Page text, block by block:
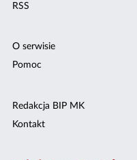
RSS
O serwisie
Pomoc
Redakcja BIP MK
Kontakt